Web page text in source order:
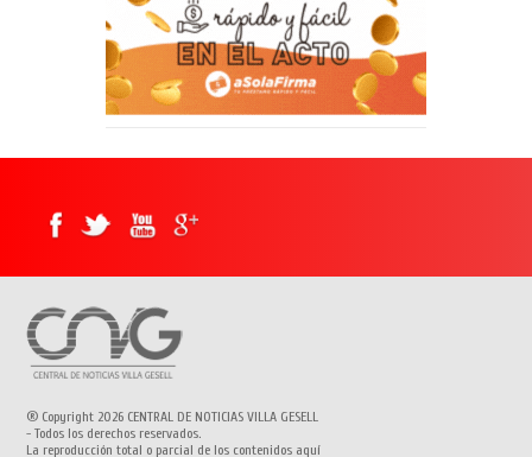
® Copyright 2026 CENTRAL DE NOTICIAS VILLA GESELL
- Todos los derechos reservados.
La reproducción total o parcial de los contenidos aquí